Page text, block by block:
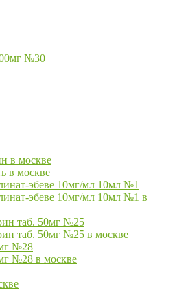
№30
в москве
в москве
эбеве 10мг/мл 10мл №1
эбеве 10мг/мл 10мл №1 в
таб. 50мг №25
таб. 50мг №25 в москве
№28
№28 в москве